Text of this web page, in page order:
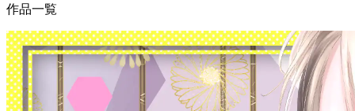
作品一覧